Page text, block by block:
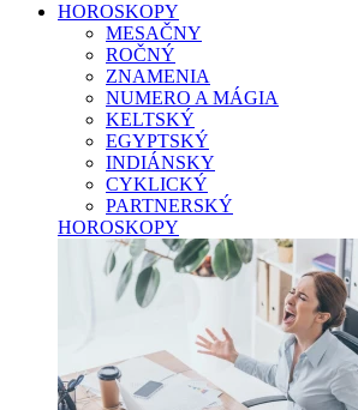
HOROSKOPY
MESAČNY
ROČNÝ
ZNAMENIA
NUMERO A MÁGIA
KELTSKÝ
EGYPTSKÝ
INDIÁNSKY
CYKLICKÝ
PARTNERSKÝ
HOROSKOPY